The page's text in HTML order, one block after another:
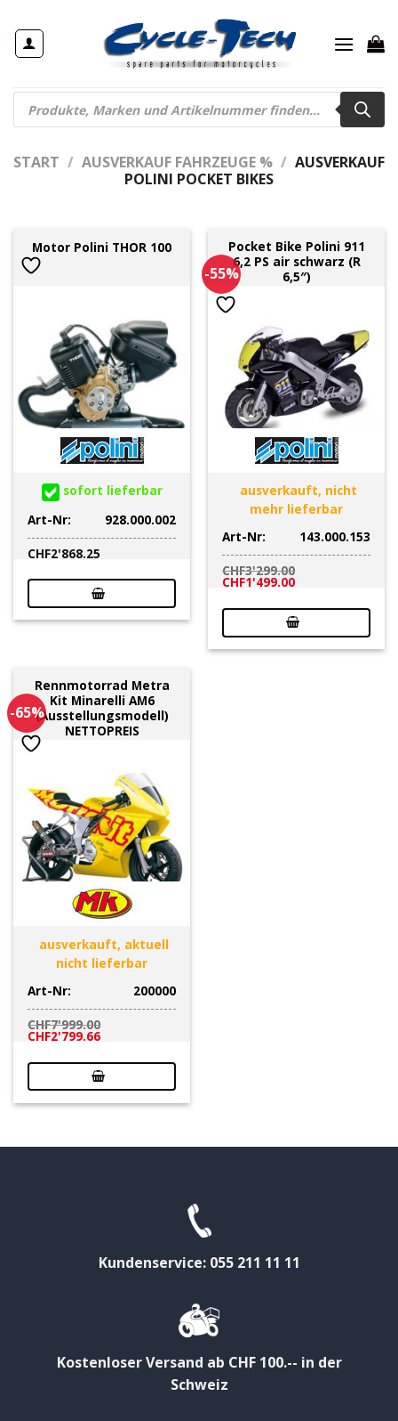
Inhalt
springen
Products
search
START / AUSVERKAUF FAHRZEUGE % / AUSVERKAUF
POLINI POCKET BIKES
Motor Polini THOR 100
sofort lieferbar
Art-Nr:
928.000.002
CHF2'868.25
-55%
Pocket Bike Polini 911
6,2 PS air schwarz (R
6,5″)
ausverkauft, nicht
mehr lieferbar
Art-Nr:
143.000.153
CHF3'299.00
Ursprünglicher
war:
CHF3'299.00
CHF1'499.00Aktueller
ist:
CHF1'499.00.
-65%
Rennmotorrad Metra
Kit Minarelli AM6
(Ausstellungsmodell)
NETTOPREIS
ausverkauft, aktuell
nicht lieferbar
Art-Nr:
200000
CHF7'999.00
Ursprünglicher
Preis
CHF7'999.00
CHF2'799.66Aktueller
CHF2'799.66.
Kundenservice: 055 211 11 11
Kostenloser Versand ab CHF 100.-- in der
Schweiz